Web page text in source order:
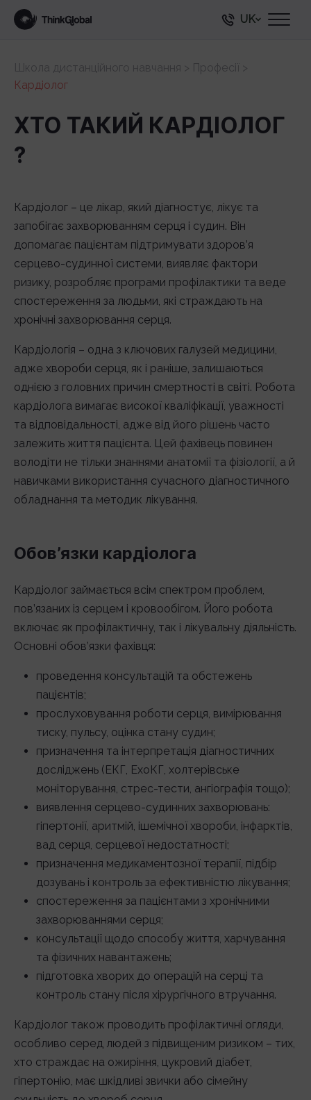
UK
Школа дистанційного навчання > Професії >
Кардіолог
ХТО ТАКИЙ КАРДІОЛОГ
?
Кардіолог – це лікар, який діагностує, лікує та
запобігає захворюванням серця і судин. Він
допомагає пацієнтам підтримувати здоров’я
серцево-судинної системи, виявляє фактори
ризику, розробляє програми профілактики та веде
спостереження за людьми, які страждають на
хронічні захворювання серця.
Кардіологія – одна з ключових галузей медицини,
адже хвороби серця, як і раніше, залишаються
однією з головних причин смертності в світі. Робота
кардіолога вимагає високої кваліфікації, уважності
та відповідальності, адже від його рішень часто
залежить життя пацієнта. Цей фахівець повинен
володіти не тільки знаннями анатомії та фізіології, а й
навичками використання сучасного діагностичного
обладнання та методик лікування.
Обов’язки кардіолога
Кардіолог займається всім спектром проблем,
пов’язаних із серцем і кровообігом. Його робота
включає як профілактичну, так і лікувальну діяльність.
Основні обов’язки фахівця:
проведення консультацій та обстежень
пацієнтів;
прослуховування роботи серця, вимірювання
тиску, пульсу, оцінка стану судин;
призначення та інтерпретація діагностичних
досліджень (ЕКГ, ЕхоКГ, холтерівське
моніторування, стрес-тести, ангіографія тощо);
виявлення серцево-судинних захворювань:
гіпертонії, аритмій, ішемічної хвороби, інфарктів,
вад серця, серцевої недостатності;
призначення медикаментозної терапії, підбір
дозувань і контроль за ефективністю лікування;
спостереження за пацієнтами з хронічними
захворюваннями серця;
консультації щодо способу життя, харчування
та фізичних навантажень;
підготовка хворих до операцій на серці та
контроль стану після хірургічного втручання.
Кардіолог також проводить профілактичні огляди,
особливо серед людей з підвищеним ризиком – тих,
хто страждає на ожиріння, цукровий діабет,
гіпертонію, має шкідливі звички або сімейну